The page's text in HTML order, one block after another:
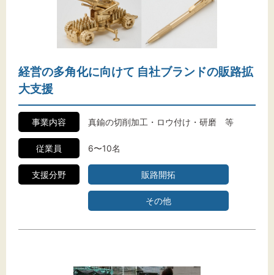
経営の多角化に向けて 自社ブランドの販路拡
大支援
事業内容 真鍮の切削加工・ロウ付け・研磨 等
従業員 6〜10名
支援分野 販路開拓
その他